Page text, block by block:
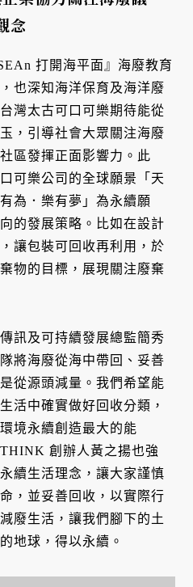
念
打開海平面』海廢教育
也深知海洋保育及海洋廢
灣太古可口可樂期待能從
，引導社會大眾關注海廢
區發揮正面影響力。此
可樂公司的全球願景「天
為．樂有夢」為永續願
的發展策略。比如在設計
讓包裝可回收再利用，於
物的目標，展現關注廢棄
訊及可持續發展總監簡秀
將海廢從海中帶回、妥善
從源頭減量。我們希望能
活中確實做好回收分類，
境永續創造最大的能
創辦人黃之揚也強
續生活理念，讓大家謹慎
，並妥善回收，以實際行
廢生活，讓我們腳下的土
地球，得以永續。